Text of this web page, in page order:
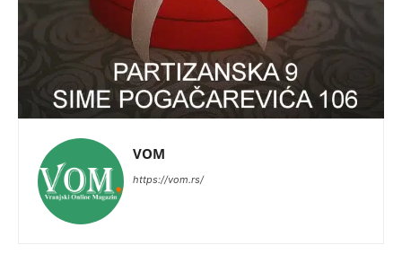
VOM
https://vom.rs/